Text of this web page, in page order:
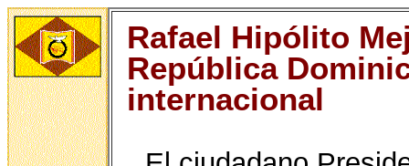
Rafael Hipólito
República
internacional